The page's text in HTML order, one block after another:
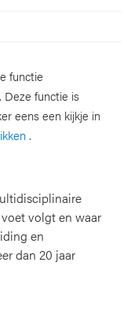
functie
Deze functie is
eens een kijkje in
.
volgt en waar
en
dan 20 jaar